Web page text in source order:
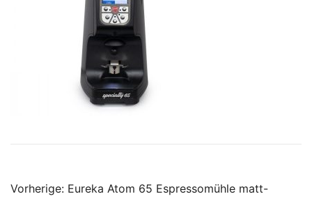
Beitragsnavigation
Vorherige: Eureka Atom 65 Espressomühle matt-